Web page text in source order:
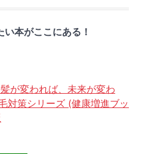
い本がここにある！
が変われば、未来が変わ
対策シリーズ (健康増進ブッ